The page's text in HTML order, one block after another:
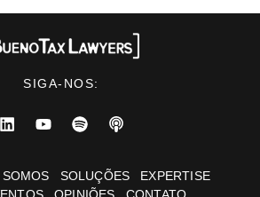
SIGA-NOS:
SOLUÇÕES
EXPERTISE
OPINIÕES CONTATO